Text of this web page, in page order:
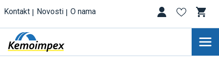
Kontakt Novosti O nama